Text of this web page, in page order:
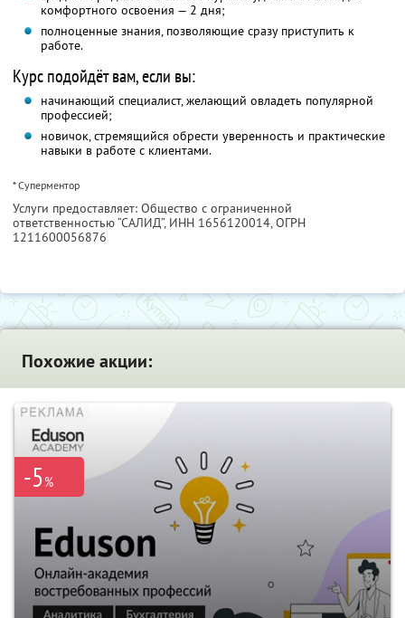
комфортного освоения — 2 дня;
полноценные знания, позволяющие сразу приступить к
работе.
Курс подойдёт вам, если вы:
начинающий специалист, желающий овладеть популярной
профессией;
новичок, стремящийся обрести уверенность и практические
навыки в работе с клиентами.
* Суперментор
Услуги предоставляет: Общество с ограниченной
ответственностью “САЛИД”, ИНН 1656120014, ОГРН
1211600056876
Похожие акции:
-5%